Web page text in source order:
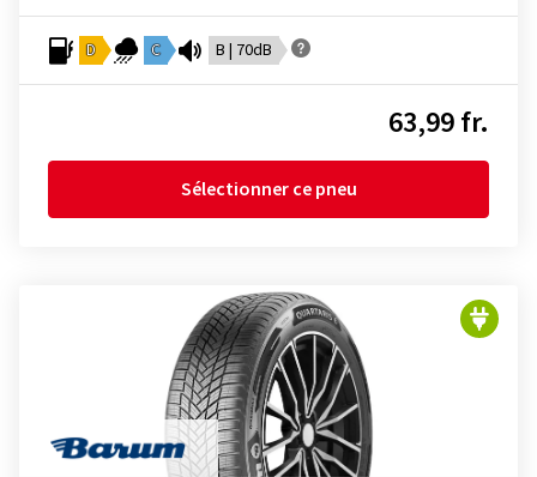
D C B | 70dB
63,99 fr.
Sélectionner ce pneu